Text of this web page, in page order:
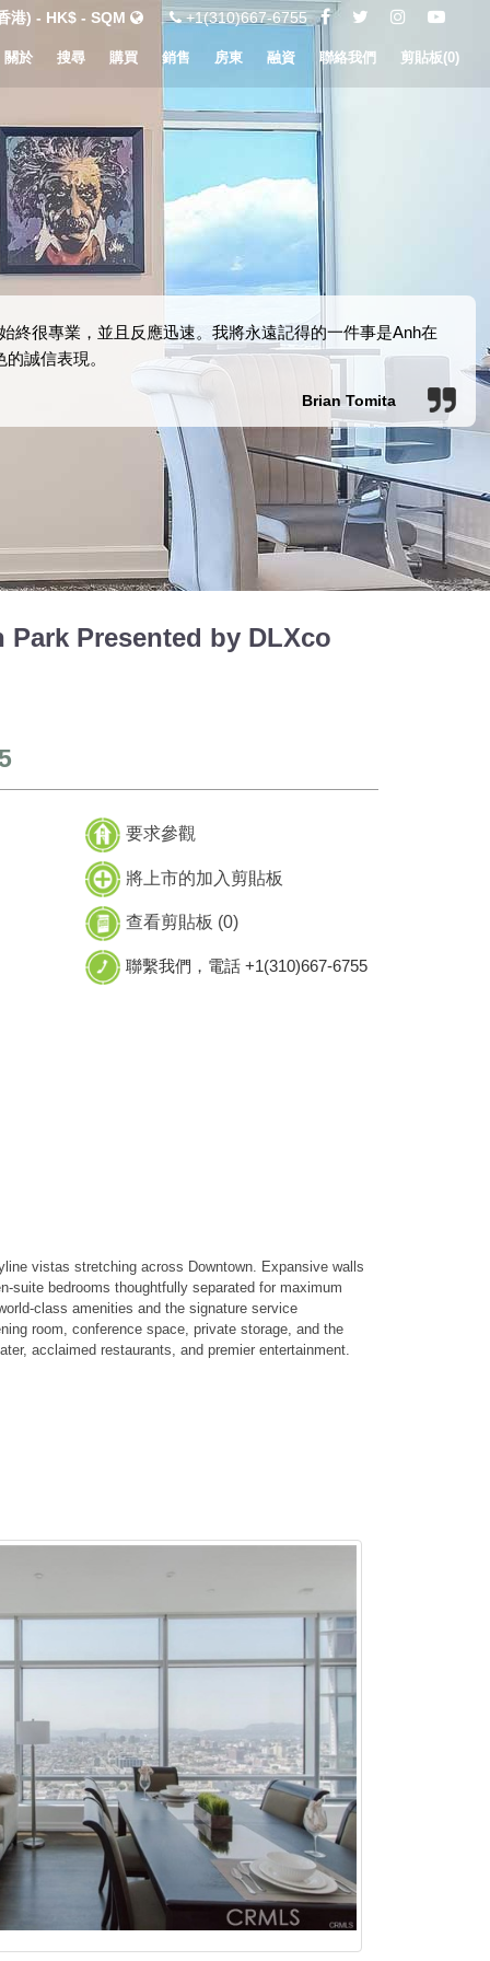
港) - HK$ - SQM +1(310)667-6755
關於 搜尋 購買 銷售 房東 融資 聯絡我們 剪貼板(0)
終很專業，並且反應迅速。我將永遠記得的一件事是Anh在
誠信表現。
Brian Tomita
Park Presented by DLXco
要求參觀
將上市的加入剪貼板
查看剪貼板 (0)
聯繫我們，電話 +1(310)667-6755
vistas stretching across Downtown. Expansive walls
suite bedrooms thoughtfully separated for maximum
class amenities and the signature service
room, conference space, private storage, and the
acclaimed restaurants, and premier entertainment.